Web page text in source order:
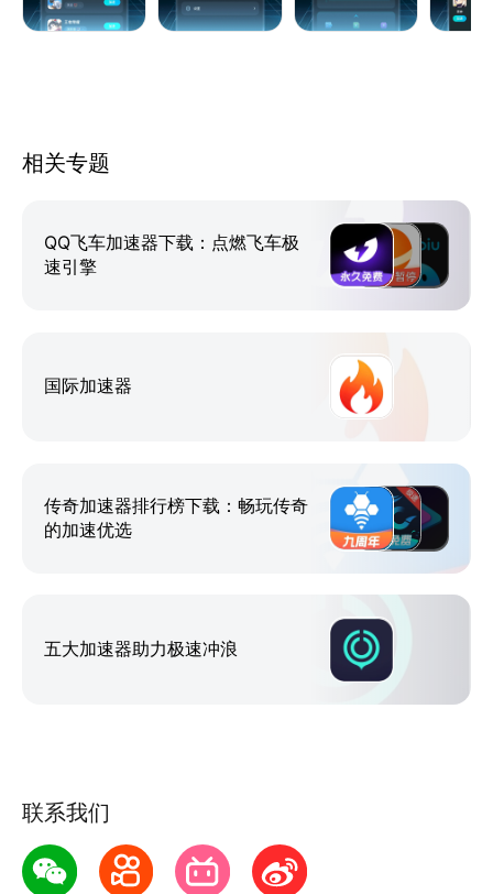
召唤战区、萤火突击、LostLight、蛋仔派对、
信息，保障热门游戏随时开玩。
【新游推荐 及时更新 】
新游上线通过全方位推送提供及时信息，新游不再错
过。支持PUBGM、王者国际服、使命召唤战区、星际
战甲国际服、炉石传说国际服、暗区突围国际服、飞机
大厨、对峙2、云顶之奕、鹅鸭杀、赛马娘、pubg2暗
黑破坏神不朽、apex手游、二之国、全境封锁手游、
使命召唤手游全球服、八方旅人、符文大地传说、
Among US、游戏王、方舟生存进化、黎明杀机、公
主连接、冒险岛M、地球末日生存、Teon中文版、剑
灵:革命、战争机器人、地牢猎手5、FIFA、iron
和平精英全球服、堡垒之夜、fgo、影之诗、失落龙约
黑色沙漠、文明重启全球服、荒野乱斗、狂野飙车9等
款游戏加速。通过智能化选择路由、全运营商部署、
7*24小时AI自动化运维、AI动态监控优化等技术手
段，并自主研发双通道电竞模式，支持游戏网络加速，
相关专题
QQ飞车加速器下载：点燃飞车极
速引擎
国际加速器
传奇加速器排行榜下载：畅玩传奇
的加速优选
五大加速器助力极速冲浪
联系我们